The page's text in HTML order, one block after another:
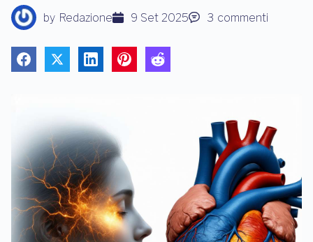
by Redazione 9 Set 2025 3 commenti